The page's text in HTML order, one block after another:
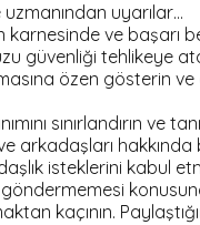
uyarılar…
karnesinde ve başarı
güvenliği tehlikeye
özen gösterin
sınırlandırın ve
arkadaşları hakkında
isteklerini kabul
göndermemesi
kaçının.